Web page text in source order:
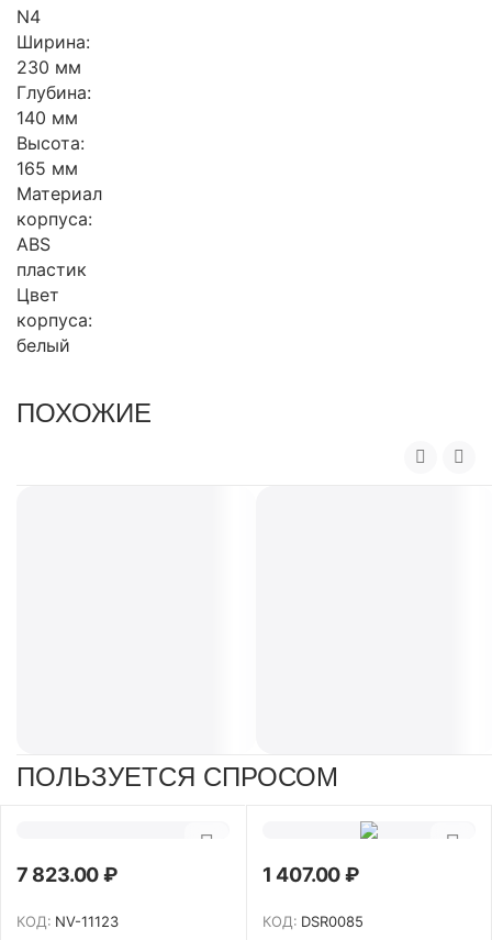
N4
Ширина:
230 мм
Глубина:
140 мм
Высота:
165 мм
Материал
корпуса:
ABS
пластик
Цвет
корпуса:
белый
ПОХОЖИЕ
ПОЛЬЗУЕТСЯ СПРОСОМ
7 823.00₽
КОД: NV-11123
1 407.00₽
КОД: DSR0085